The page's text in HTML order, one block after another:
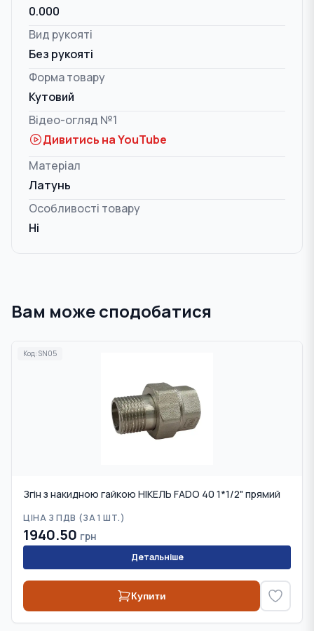
0.000
Вид рукояті
Без рукояті
Форма товару
Кутовий
Відео-огляд №1
Дивитись на YouTube
Матеріал
Латунь
Особливості товару
Ні
Вам може сподобатися
Код: SN05
Згін з накидною гайкою НІКЕЛЬ FADO 40 1*1/2" прямий
ЦІНА З ПДВ (ЗА 1 ШТ.)
1940.50 грн
Детальніше
Купити